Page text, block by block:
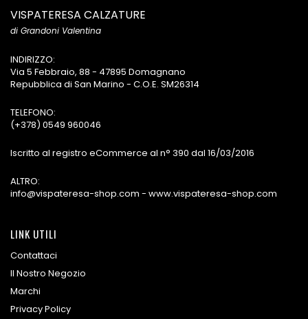
VISPATERESA CALZATURE
di Grandoni Valentina
INDIRIZZO:
Via 5 Febbraio, 88 - 47895 Domagnano
Repubblica di San Marino - C.O.E. SM26314
TELEFONO:
(+378) 0549 960046
Iscritto al registro eCommerce al n° 390 dal 16/03/2016
ALTRO:
info@vispateresa-shop.com - www.vispateresa-shop.com
LINK UTILI
Contattaci
Il Nostro Negozio
Marchi
Privacy Policy